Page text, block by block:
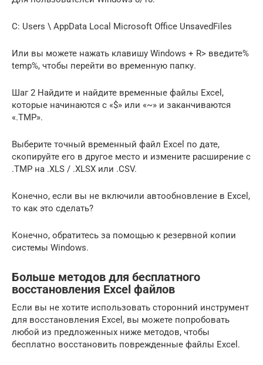
C: Users \ AppData Local Microsoft Office UnsavedFiles
Или вы можете нажать клавишу Windows + R> введите%
temp%, чтобы перейти во временную папку.
Шаг 2 Найдите и найдите временные файлы Excel,
которые начинаются с «$» или «~» и заканчиваются
«.TMP».
Выберите точный временный файл Excel по дате,
скопируйте его в другое место и измените расширение с
.TMP на .XLS / .XLSX или .CSV.
Конечно, если вы не включили автообновление в Excel,
то как это сделать?
Конечно, обратитесь за помощью к резервной копии
системы Windows.
Больше методов для бесплатного
восстановления Excel файлов
Если вы не хотите использовать сторонний инструмент
для восстановления Excel, вы можете попробовать
любой из предложенных ниже методов, чтобы
бесплатно восстановить поврежденные файлы Excel.